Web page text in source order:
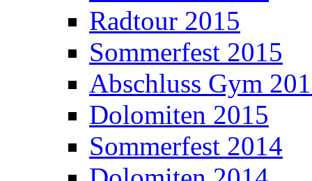
Radtour 2015
Sommerfest 2015
Abschluss Gym
Dolomiten 2015
Sommerfest 2014